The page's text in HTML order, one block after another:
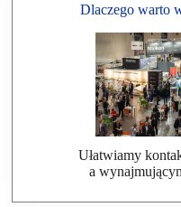
Dlaczego warto
Ułatwiamy
a